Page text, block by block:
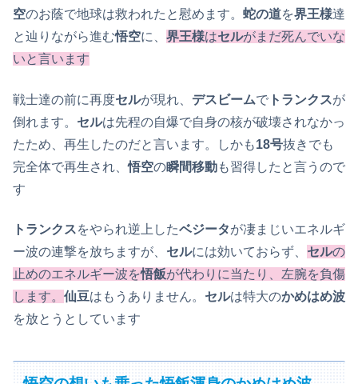
空のお蔭で地球は救われたと慰めます。 蛇の道を界王様達
と辿りながら進む悟空に、 界王様はセルがまだ死んでいな
いと言います
戦士達の前に再度セルが現れ、 デスビームで トランクスが
倒れます。 セルは先程の自爆で自身の核が破壊されなかっ
たため、再生したのだと言います。しかも18号抜きでも
完全体で再生され、悟空の瞬間移動も習得したと言うので
す
トランクスをやられ逆上したベジータが凄まじいエネルギ
ー波の連撃を放ちますが、 セルには効いておらず、 セルの
止めのエネルギー波を悟飯が代わりに当たり、左腕を負傷
します。 仙豆はもうありません。 セルは特大のかめはめ波
を放とうとしています